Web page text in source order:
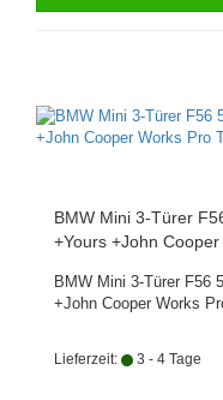
BMW Mini 3-Türer
+Yours +John
BMW Mini 3-Türer F56
+John Cooper Works
Lieferzeit: 3 - 4 Tage